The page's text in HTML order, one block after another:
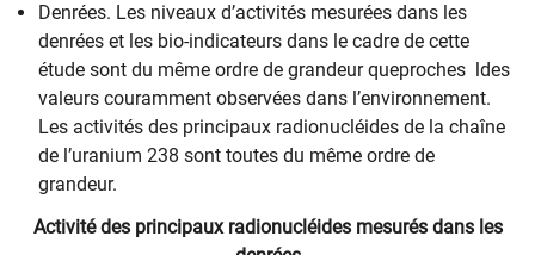
Denrées. Les niveaux d’activités mesurées dans les
denrées et les bio-indicateurs dans le cadre de cette
étude sont du même ordre de grandeur queproches ldes
valeurs couramment observées dans l’environnement.
Les activités des principaux radionucléides de la chaîne
de l’uranium 238 sont toutes du même ordre de
grandeur.
Activité des principaux radionucléides mesurés dans les